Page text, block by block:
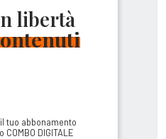
libertà
tuo abbonamento
COMBO DIGITALE